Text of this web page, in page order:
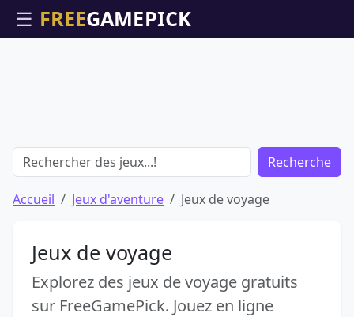
☰
Recherche
Accueil Jeux d'aventure Jeux de voyage
Jeux de voyage
Explorez des jeux de voyage gratuits
sur FreeGamePick. Jouez en ligne